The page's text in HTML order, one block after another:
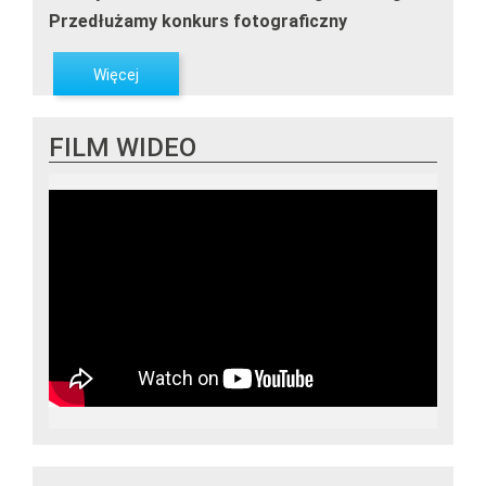
Przedłużamy konkurs fotograficzny
Więcej
FILM WIDEO